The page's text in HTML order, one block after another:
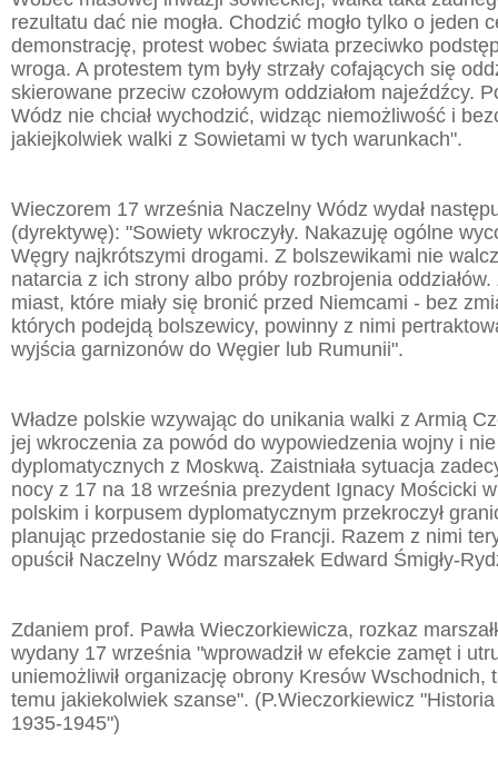
rezultatu dać nie mogła. Chodzić mogło tylko o jeden
demonstrację, protest wobec świata przeciwko
wroga. A protestem tym były strzały cofających się
skierowane przeciw czołowym oddziałom najeźdźcy.
Wódz nie chciał wychodzić, widząc niemożliwość i
jakiejkolwiek walki z Sowietami w tych warunkach".
Wieczorem 17 września Naczelny Wódz wydał
(dyrektywę): "Sowiety wkroczyły. Nakazuję ogólne
Węgry najkrótszymi drogami. Z bolszewikami nie
natarcia z ich strony albo próby rozbrojenia
miast, które miały się bronić przed Niemcami - bez
których podejdą bolszewicy, powinny z nimi
wyjścia garnizonów do Węgier lub Rumunii".
Władze polskie wzywając do unikania walki z Armią
jej wkroczenia za powód do wypowiedzenia wojny i
dyplomatycznych z Moskwą. Zaistniała sytuacja
nocy z 17 na 18 września prezydent Ignacy Mościcki
polskim i korpusem dyplomatycznym przekroczył
planując przedostanie się do Francji. Razem z nimi
opuścił Naczelny Wódz marszałek Edward Śmigły-
Zdaniem prof. Pawła Wieczorkiewicza, rozkaz
wydany 17 września "wprowadził w efekcie zamęt i
uniemożliwił organizację obrony Kresów Wschodnich,
temu jakiekolwiek szanse". (P.Wieczorkiewicz
1935-1945")